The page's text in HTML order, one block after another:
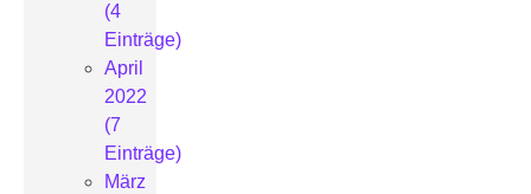
(4
Einträge)
April
2022
(7
Einträge)
März